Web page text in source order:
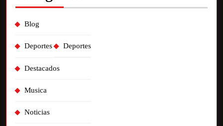
Blog
Deportes Deportes
Destacados
Musica
Noticias